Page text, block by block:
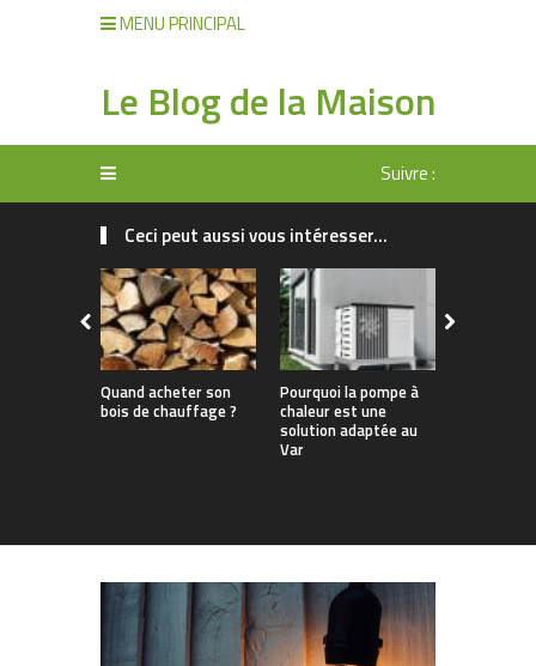
MENU PRINCIPAL
Le Blog de la Maison
Suivre :
Ceci peut aussi vous intéresser...
Quand acheter son
bois de chauffage ?
Pourquoi la pompe à
chaleur est une
solution adaptée au
Var